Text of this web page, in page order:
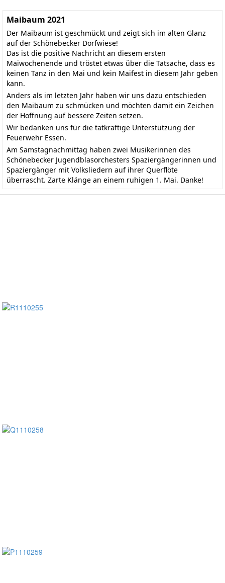
Maibaum 2021
Der Maibaum ist geschmückt und zeigt sich im alten Glanz
auf der Schönebecker Dorfwiese!
Das ist die positive Nachricht an diesem ersten
Maiwochenende und tröstet etwas über die Tatsache, dass es
keinen Tanz in den Mai und kein Maifest in diesem Jahr geben
kann.
Anders als im letzten Jahr haben wir uns dazu entschieden
den Maibaum zu schmücken und möchten damit ein Zeichen
der Hoffnung auf bessere Zeiten setzen.
Wir bedanken uns für die tatkräftige Unterstützung der
Feuerwehr Essen.
Am Samstagnachmittag haben zwei Musikerinnen des
Schönebecker Jugendblasorchesters Spaziergängerinnen und
Spaziergänger mit Volksliedern auf ihrer Querflöte
überrascht. Zarte Klänge an einem ruhigen 1. Mai. Danke!